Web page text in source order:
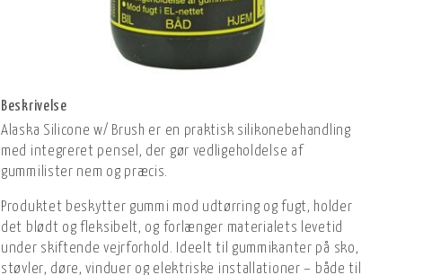
Beskrivelse
Alaska Silicone w/ Brush er en praktisk silikonebehandling
med integreret pensel, der gør vedligeholdelse af
gummilister nem og præcis.
Produktet beskytter gummi mod udtørring og fugt, holder
det blødt og fleksibelt, og forlænger materialets levetid
under skiftende vejrforhold. Ideelt til gummikanter på sko,
støvler, døre, vinduer og elektriske installationer – både til